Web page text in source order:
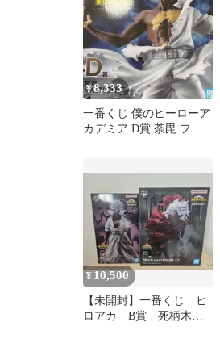
¥8,333
一番くじ 僕のヒーローア
カデミア D賞 荼毘 フィ
¥ 10,500
【未開封】一番くじ ヒ
ロアカ B賞 死柄木